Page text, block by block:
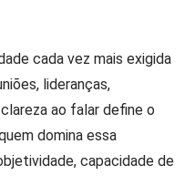
cada vez mais exigida
lideranças,
ao falar define o
domina essa
capacidade de